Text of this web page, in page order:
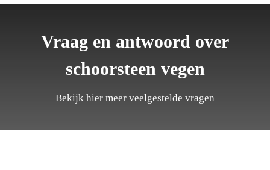
Vraag en antwoord over
schoorsteen vegen
Bekijk hier meer veelgestelde vragen